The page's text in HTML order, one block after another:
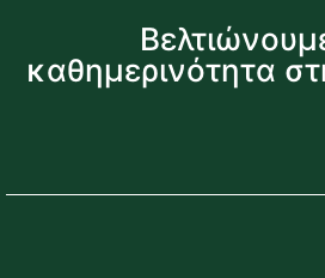
καθημερινότητα